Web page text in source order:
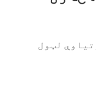
لټول